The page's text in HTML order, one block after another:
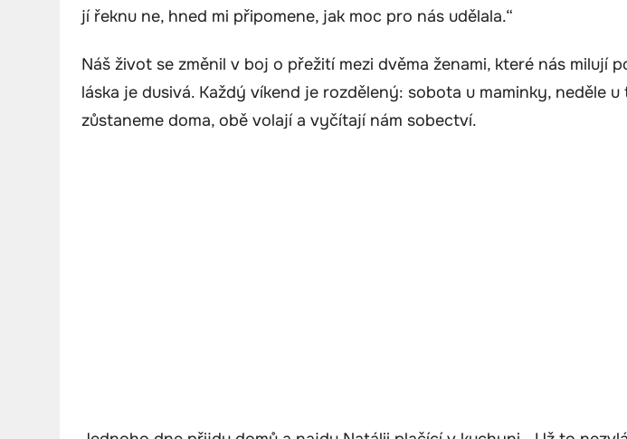
jí řeknu ne, hned mi připomene, jak moc pro nás udělala.“
Náš život se změnil v boj o přežití mezi dvěma ženami, které nás milují
láska je dusivá. Každý víkend je rozdělený: sobota u maminky, neděle
zůstaneme doma, obě volají a vyčítají nám sobectví.